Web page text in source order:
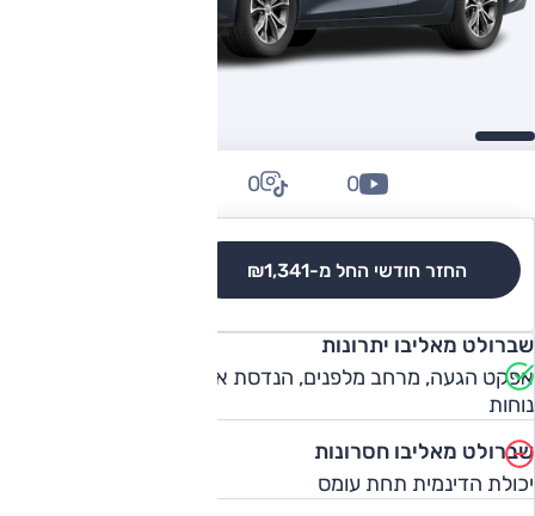
החזר חודשי החל מ-₪1,341
0
0
שברולט מאליבו יתרונות
אפקט הגעה, מרחב מלפנים, הנדסת אנוש, תא מטען, ביצועים,
נוחות
שברולט מאליבו חסרונות
יכולת הדינמית תחת עומס